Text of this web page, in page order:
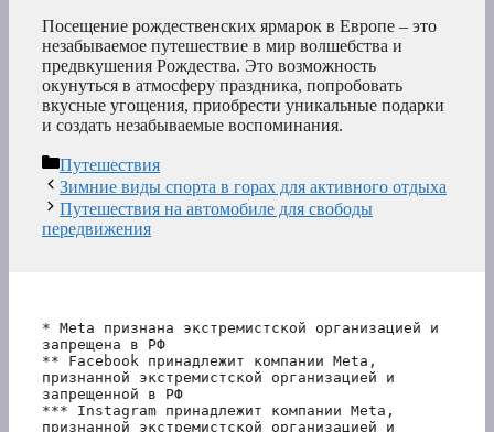
Посещение рождественских ярмарок в Европе – это
незабываемое путешествие в мир волшебства и
предвкушения Рождества. Это возможность
окунуться в атмосферу праздника, попробовать
вкусные угощения, приобрести уникальные подарки
и создать незабываемые воспоминания.
Рубрики
Путешествия
Зимние виды спорта в горах для активного отдыха
Путешествия на автомобиле для свободы
передвижения
* Meta признана экстремистской организацией и
запрещена в РФ
** Facebook принадлежит компании Meta,
признанной экстремистской организацией и
запрещенной в РФ
*** Instagram принадлежит компании Meta,
признанной экстремистской организацией и